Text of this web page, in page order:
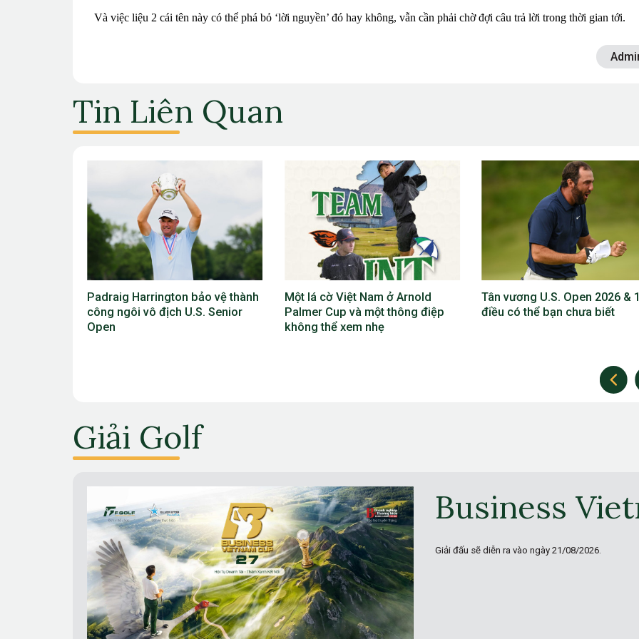
Và việc liệu 2 cái tên này có thể phá bỏ ‘lời nguyền’ đó hay không, vẫn cần phải chờ đợi câu trả lời trong thời gian tới.
Tin Liên Quan
Một lá cờ Việt Nam ở Arnold
Palmer Cup và một thông điệp
không thể xem nhẹ
Tân vương U.S. Open 2026 & 15
điều có thể bạn chưa biết
Rory McIlroy 2025: Một mùa
của áp lực lịch sử, bản lĩnh
Giải Golf
Business
Giải đấu sẽ diễn ra vào ngày 21/08/2026.